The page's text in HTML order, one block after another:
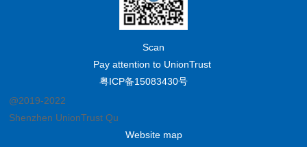
Scan
Pay attention to UnionTrust
粤ICP备15083430号
@2019-2022
Shenzhen UnionTrust Quality and Technology Co., Ltd.
Website map